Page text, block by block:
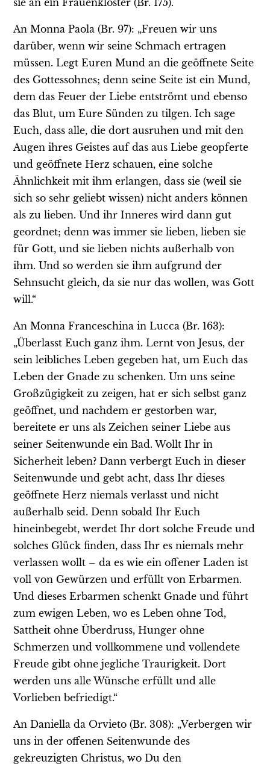
sie an ein Frauenkloster (Br. 175).
An Monna Paola (Br. 97): „Freuen wir uns
darüber, wenn wir seine Schmach ertragen
müssen. Legt Euren Mund an die geöffnete Seite
des Gottessohnes; denn seine Seite ist ein Mund,
dem das Feuer der Liebe entströmt und ebenso
das Blut, um Eure Sünden zu tilgen. Ich sage
Euch, dass alle, die dort ausruhen und mit den
Augen ihres Geistes auf das aus Liebe geopferte
und geöffnete Herz schauen, eine solche
Ähnlichkeit mit ihm erlangen, dass sie (weil sie
sich so sehr geliebt wissen) nicht anders können
als zu lieben. Und ihr Inneres wird dann gut
geordnet; denn was immer sie lieben, lieben sie
für Gott, und sie lieben nichts außerhalb von
ihm. Und so werden sie ihm aufgrund der
Sehnsucht gleich, da sie nur das wollen, was Gott
will.“
An Monna Franceschina in Lucca (Br. 163):
„Überlasst Euch ganz ihm. Lernt von Jesus, der
sein leibliches Leben gegeben hat, um Euch das
Leben der Gnade zu schenken. Um uns seine
Großzügigkeit zu zeigen, hat er sich selbst ganz
geöffnet, und nachdem er gestorben war,
bereitete er uns als Zeichen seiner Liebe aus
seiner Seitenwunde ein Bad. Wollt Ihr in
Sicherheit leben? Dann verbergt Euch in dieser
Seitenwunde und gebt acht, dass Ihr dieses
geöffnete Herz niemals verlasst und nicht
außerhalb seid. Denn sobald Ihr Euch
hineinbegebt, werdet Ihr dort solche Freude und
solches Glück finden, dass Ihr es niemals mehr
verlassen wollt – da es wie ein offener Laden ist
voll von Gewürzen und erfüllt von Erbarmen.
Und dieses Erbarmen schenkt Gnade und führt
zum ewigen Leben, wo es Leben ohne Tod,
Sattheit ohne Überdruss, Hunger ohne
Schmerzen und vollkommene und vollendete
Freude gibt ohne jegliche Traurigkeit. Dort
werden uns alle Wünsche erfüllt und alle
Vorlieben befriedigt.“
An Daniella da Orvieto (Br. 308): „Verbergen wir
uns in der offenen Seitenwunde des
gekreuzigten Christus, wo Du den